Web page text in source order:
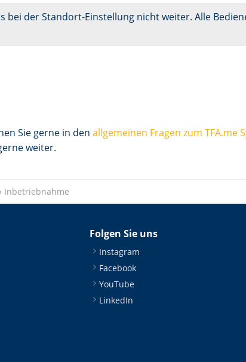
bei der Standort-Einstellung nicht weiter. Alle
Sie gerne in den allgemeinen Fragen zum TFA.me
weiter.
Inbetriebnahme
Folgen Sie uns
Instagram
Facebook
YouTube
LinkedIn